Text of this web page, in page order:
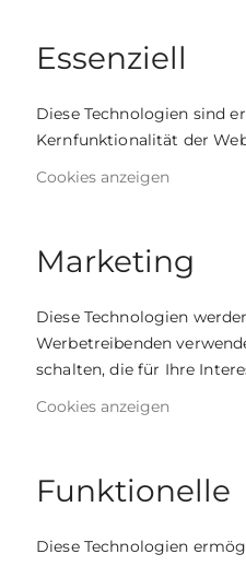
Bildergalerie
springen
Zum
der
DETAILS
Essenziell
Diese Technologien sind
Kernfunktionalität der
Cookies anzeigen
Marketing
Diese Technologien
Werbetreibenden
schalten, die für Ihre
Cookies anzeigen
Funktionelle
Diese Technologien